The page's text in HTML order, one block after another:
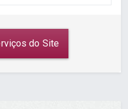
do Site